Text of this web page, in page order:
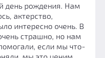
день рождения. Нам
актерство,
интересно очень. В
страшно, но нам
если мы что-
мы это ценим